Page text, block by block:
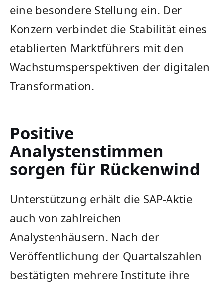
eine besondere Stellung ein. Der
Konzern verbindet die Stabilität eines
etablierten Marktführers mit den
Wachstumsperspektiven der digitalen
Transformation.
Positive
Analystenstimmen
sorgen für Rückenwind
Unterstützung erhält die SAP-Aktie
auch von zahlreichen
Analystenhäusern. Nach der
Veröffentlichung der Quartalszahlen
bestätigten mehrere Institute ihre